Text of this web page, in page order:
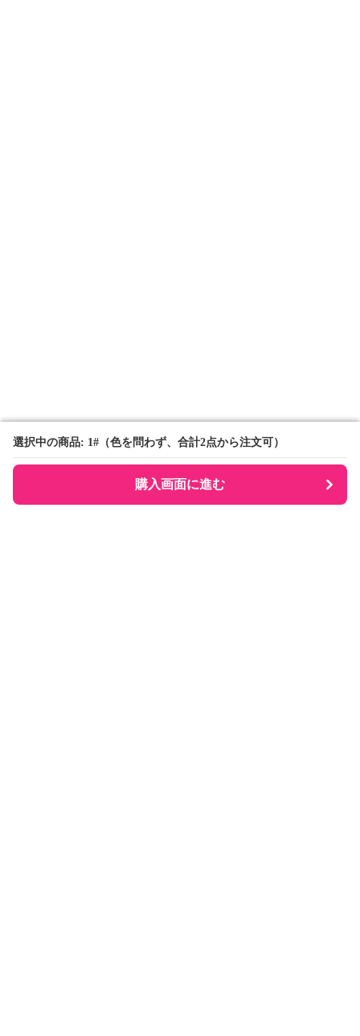
選択中の商品: 1#（色を問わず、合計2点から注文可）
購入画面に進む
選択中の商品: 1#（色を問わず、合計2点から注文可）
購入画面に進む